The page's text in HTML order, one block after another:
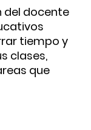
del docente
tiempo y
clases,
que